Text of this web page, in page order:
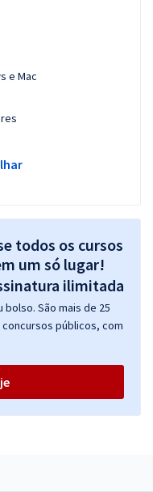
e Mac
todos os cursos
um só lugar!
São mais de 25
públicos, com